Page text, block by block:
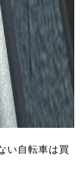
い自転車は買